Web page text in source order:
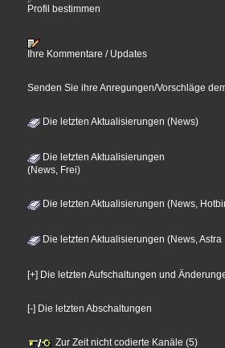
Profil bestimmen
Ihre Kommentare / Updates
Senden Sie ihre Anregungen/Vorschläge
Die letzten Aktualisierungen (News)
Die letzten Aktualisierungen
(News, Frei)
Die letzten Aktualisierungen (News,
Die letzten Aktualisierungen (News, Astra
[+] Die letzten Aufschaltungen und
[-] Die letzten Abschaltungen
Zur Zeit nicht codierte Kanäle (5)